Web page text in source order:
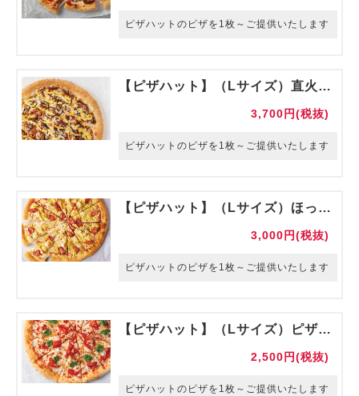
ピザハットのピザを1枚～ご提供いたします
【ピザハット】（Lサイズ）直火焼テリマヨチキン
3,700円(税抜)
ピザハットのピザを1枚～ご提供いたします
【ピザハット】（Lサイズ）ほっくりポテマヨソーセージ
3,000円(税抜)
ピザハットのピザを1枚～ご提供いたします
【ピザハット】（Lサイズ）ピザハット・マルゲリータ
2,500円(税抜)
ピザハットのピザを1枚～ご提供いたします